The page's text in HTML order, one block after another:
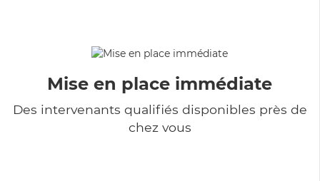
Mise en place immédiate
Des intervenants qualifiés disponibles près de
chez vous